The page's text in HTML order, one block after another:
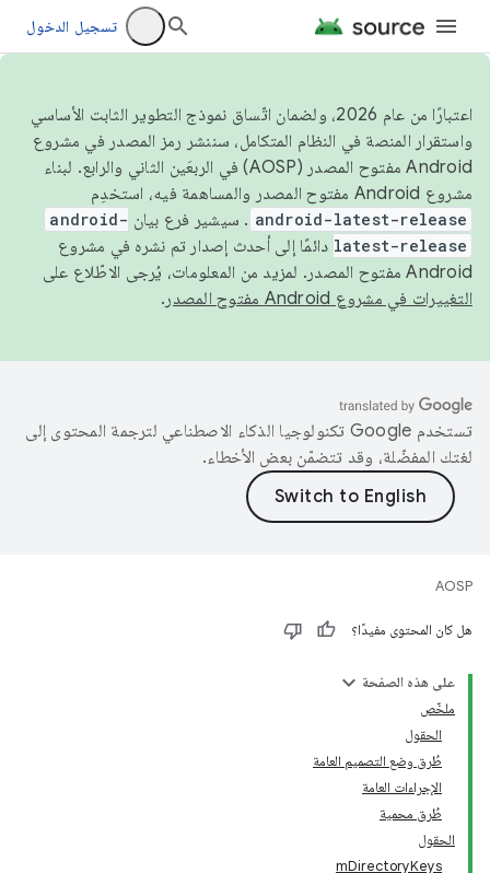
تسجيل الدخول
اعتبارًا من عام 2026، ولضمان اتّساق نموذج التطوير الثابت الأساسي
واستقرار المنصة في النظام المتكامل، سننشر رمز المصدر في مشروع
Android مفتوح المصدر (AOSP) في الربعَين الثاني والرابع. لبناء
مشروع Android مفتوح المصدر والمساهمة فيه، استخدِم
android-latest-release . سيشير فرع بيان android-
latest-release دائمًا إلى أحدث إصدار تم نشره في مشروع
Android مفتوح المصدر. لمزيد من المعلومات، يُرجى الاطّلاع على
التغييرات في مشروع Android مفتوح المصدر
.
تستخدم Google تكنولوجيا الذكاء الاصطناعي لترجمة المحتوى إلى
لغتك المفضّلة، وقد تتضمّن بعض الأخطاء.
AOSP
هل كان المحتوى مفيدًا؟
على هذه الصفحة
ملخّص
الحقول
طُرق وضع التصميم العامة
الإجراءات العامة
طُرق محمية
الحقول
mDirectoryKeys